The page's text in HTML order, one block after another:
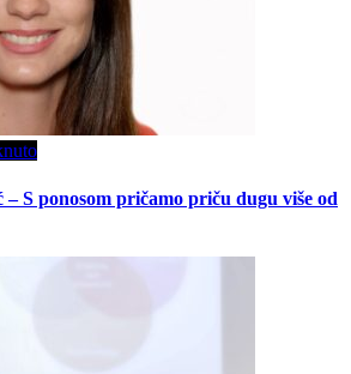
– S ponosom pričamo priču dugu više od